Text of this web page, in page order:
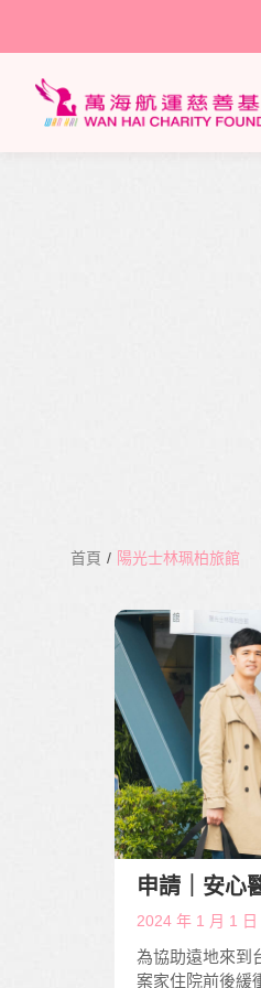
首頁 / 陽光士林珮柏旅館
申請｜安心
2024 年 1 月 1 日
為協助遠地來到
案家住院前後緩